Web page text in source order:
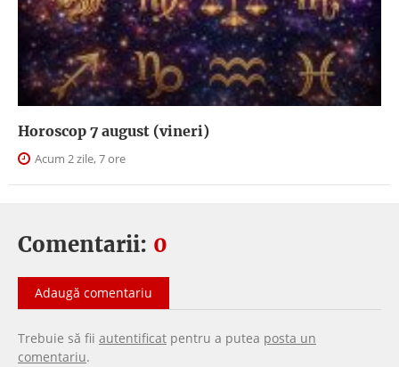
Horoscop 7 august (vineri)
Acum 2 zile, 7 ore
Comentarii: 0
Adaugă comentariu
Trebuie să fii autentificat pentru a putea posta un
comentariu.